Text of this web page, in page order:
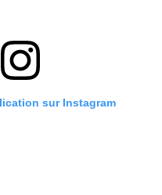
sur Instagram